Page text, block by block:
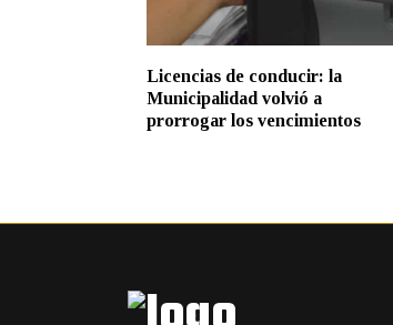
Licencias de conducir: la
Municipalidad volvió a
prorrogar los vencimientos